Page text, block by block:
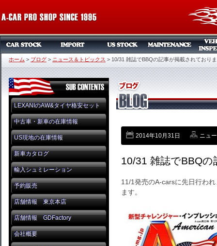
ホーム > ブログ > ニュース＆トピックス > 10/31 雑誌でBBQの記事が掲載されており
LEXANIのAW&タイヤ格安セット
中古車・新車の在庫情報
US現地の在庫情報
新車カタログ
輸入シュミレーション
予約販売
店舗情報 東京本店
店舗情報 GDFactory
会社概要
2014年10月31日 ニュ
10/31 雑誌でBBQ
11/1発売のA-carsに先日行わ
ます。